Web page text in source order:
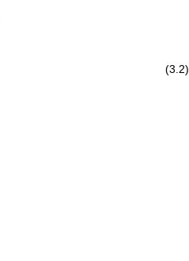
Т / О, (3.2)